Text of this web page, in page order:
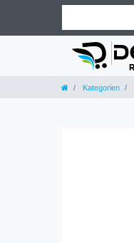
Kategorien